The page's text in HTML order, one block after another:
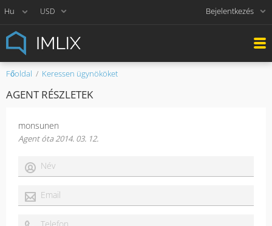
USD Bejelentkezés
Főoldal Keressen ügynököket
AGENT RÉSZLETEK
monsunen
Agent óta 2014. 03. 12.